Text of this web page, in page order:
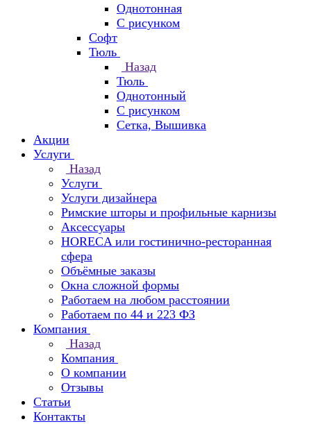
Однотонная
С рисунком
Софт
Тюль
Назад
Тюль
Однотонный
С рисунком
Сетка, Вышивка
Акции
Услуги
Назад
Услуги
Услуги дизайнера
Римские шторы и профильные карнизы
Аксессуары
HORECA или гостинично-ресторанная
сфера
Объёмные заказы
Окна сложной формы
Работаем на любом расстоянии
Работаем по 44 и 223 ФЗ
Компания
Назад
Компания
О компании
Отзывы
Статьи
Контакты